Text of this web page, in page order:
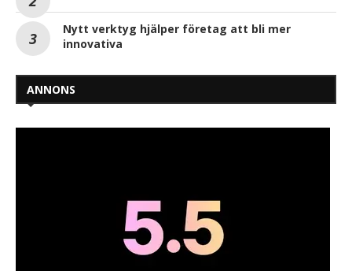
Nytt verktyg hjälper företag att bli mer
innovativa
ANNONS